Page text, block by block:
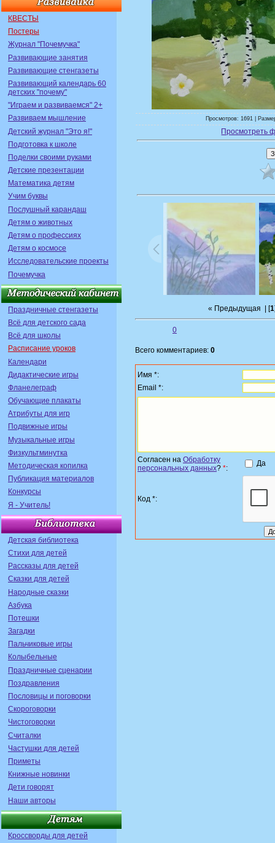
КВЕСТЫ
Постеры
Журнал "Почемучка"
Развивающие занятия
Развивающие стенгазеты
Развивающий календарь 60
детских "почему"
"Играем и развиваемся" 2+
Развиваем мышление
Детский журнал "Это я!"
Подготовка к школе
Поделки своими руками
Детские презентации
Математика детям
Учим буквы
Послушный карандаш
Детям о животных
Детям о профессиях
Детям о космосе
Исследовательские проекты
Почемучка
Праздничные стенгазеты
Всё для детского сада
Всё для школы
Расписание уроков
Календари
Дидактические игры
Фланелеграф
Обучающие плакаты
Атрибуты для игр
Подвижные игры
Музыкальные игры
Физкультминутка
Методическая копилка
Публикация материалов
Конкурсы
Я - Учитель!
Детская библиотека
Стихи для детей
Рассказы для детей
Сказки для детей
Народные сказки
Азбука
Потешки
Загадки
Пальчиковые игры
Колыбельные
Праздничные сценарии
Поздравления
Пословицы и поговорки
Скороговорки
Чистоговорки
Считалки
Частушки для детей
Приметы
Книжные новинки
Дети говорят
Наши авторы
Кроссворды для детей
Просмотров: 1691 |
Просмотреть
« Предыдущая | [1
0
Всего комментариев: 0
Имя *:
Email *:
Согласен на Обработку
персональных данных? *:
Да
Код *: